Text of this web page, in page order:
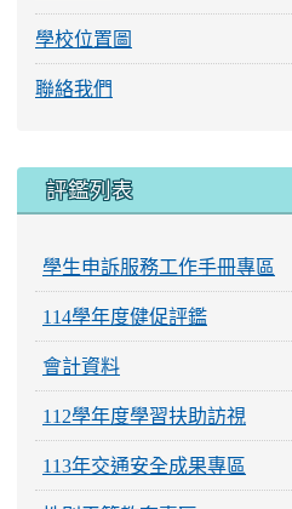
學校位置圖
聯絡我們
評鑑列表
學生申訴服務工作手冊專區
114學年度健促評鑑
會計資料
112學年度學習扶助訪視
113年交通安全成果專區